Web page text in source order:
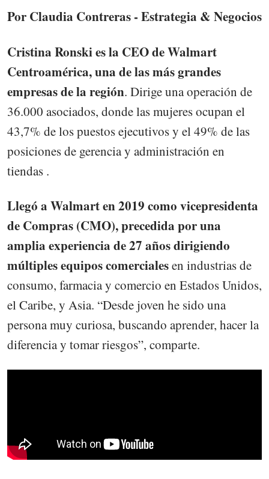
Por Claudia Contreras - Estrategia & Negocios
Cristina Ronski es la CEO de Walmart
Centroamérica, una de las más grandes
empresas de la región. Dirige una operación de
36.000 asociados, donde las mujeres ocupan el
43,7% de los puestos ejecutivos y el 49% de las
posiciones de gerencia y administración en
tiendas .
Llegó a Walmart en 2019 como vicepresidenta
de Compras (CMO), precedida por una
amplia experiencia de 27 años dirigiendo
múltiples equipos comercialesen industrias de
consumo, farmacia y comercio en Estados Unidos,
el Caribe, y Asia. “Desde joven he sido una
persona muy curiosa, buscando aprender, hacer la
diferencia y tomar riesgos”, comparte.